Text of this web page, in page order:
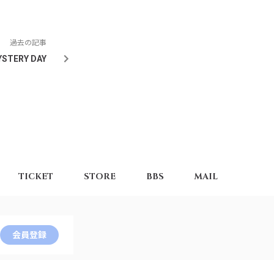
過去の記事
DAY
TICKET STORE BBS MAIL
会員登録